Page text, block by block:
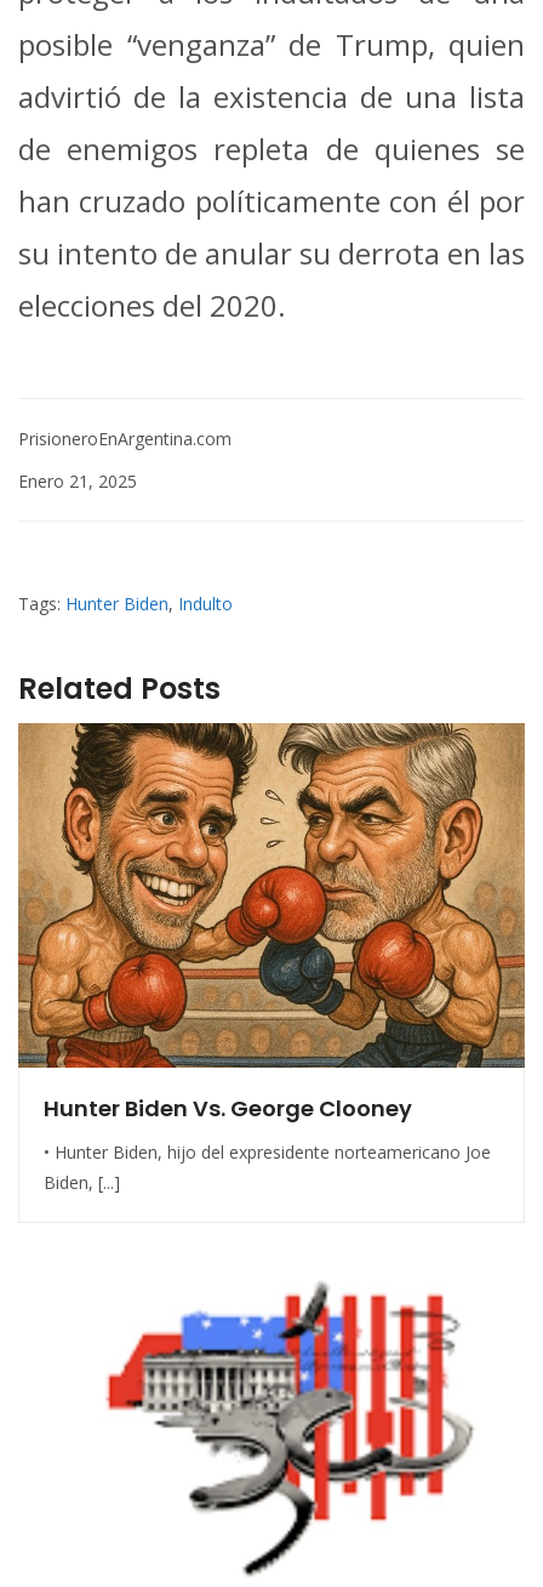
posible “venganza” de Trump, quien
advirtió de la existencia de una lista
de enemigos repleta de quienes se
han cruzado políticamente con él por
su intento de anular su derrota en las
elecciones del 2020.
PrisioneroEnArgentina.com
Enero 21, 2025
Tags: Hunter Biden, Indulto
Related Posts
Hunter Biden Vs. George Clooney
• Hunter Biden, hijo del expresidente norteamericano Joe
Biden, [...]